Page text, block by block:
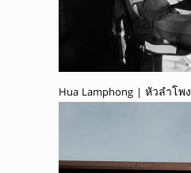
Hua Lamphong | หัวลำโพง